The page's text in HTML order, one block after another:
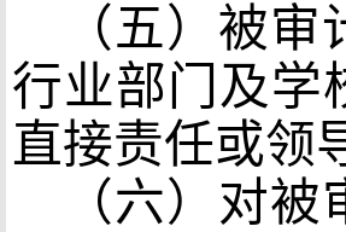
（五）被
行业部门及学
直接责任或领
（六）对